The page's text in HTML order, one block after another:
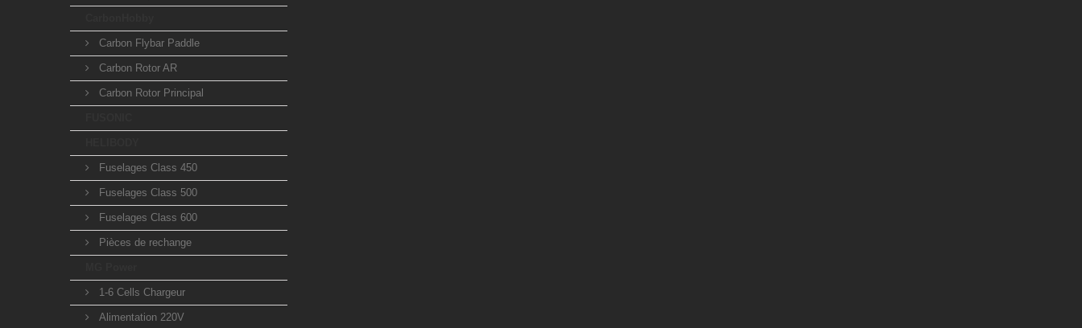
Carbon Flybar Paddle
Carbon Rotor AR
Carbon Rotor Principal
Fuselages Class 450
Fuselages Class 500
Fuselages Class 600
Pièces de rechange
1-6 Cells Chargeur
Alimentation 220V